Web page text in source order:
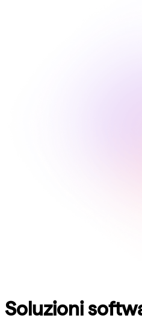
Soluzioni